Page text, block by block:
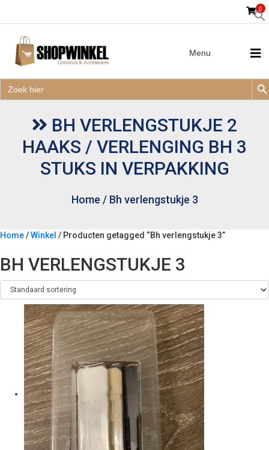
naar:
0
Zoek
naar:
Menu
BH VERLENGSTUKJE 2
HAAKS / VERLENGING BH 3
STUKS IN VERPAKKING
Home / Bh verlengstukje 3
Home/Winkel / Producten getagged “Bh verlengstukje 3”
BH VERLENGSTUKJE 3